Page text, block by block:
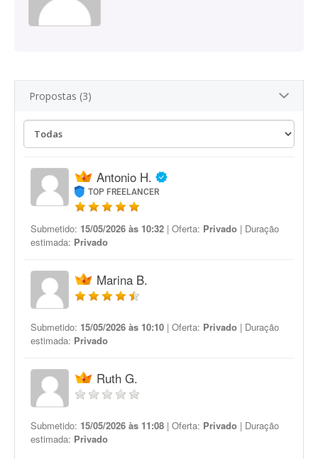
Propostas (3)
Antonio H.
TOP FREELANCER
Submetido: 15/05/2026 às 10:32 | Oferta: Privado | Duração
estimada: Privado
Marina B.
Submetido: 15/05/2026 às 10:10 | Oferta: Privado | Duração
estimada: Privado
Ruth G.
Submetido: 15/05/2026 às 11:08 | Oferta: Privado | Duração
estimada: Privado